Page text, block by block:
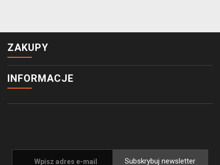
ZAKUPY
INFORMACJE
Subskrybuj newsletter